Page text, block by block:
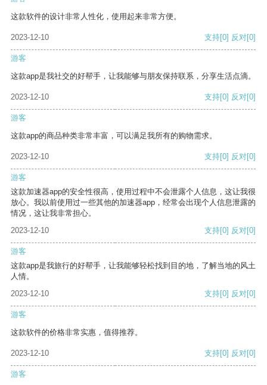
这款软件的设计非常人性化，使用起来非常方便。
2023-12-10 支持[0] 反对[0]
游客
这款app是我社交的好帮手，让我能够与朋友保持联系，分享生活点滴。
2023-12-10 支持[0] 反对[0]
游客
这款app的商品种类非常丰富，可以满足我所有的购物需求。
2023-12-10 支持[0] 反对[0]
游客
这款加速器app的安全性很高，使用过程中不会泄露个人信息，这让我很
放心。我以前使用过一些其他的加速器app，经常会出现个人信息泄露的
情况，这让我非常担心。
2023-12-10
支持[0] 反对[0]
游客
这款app是我旅行的好帮手，让我能够轻松找到目的地，了解当地的风土
人情。
2023-12-10
支持[0] 反对[0]
游客
这款软件的价格非常实惠，值得推荐。
2023-12-10 支持[0] 反对[0]
游客